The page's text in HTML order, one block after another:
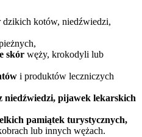
kotów, niedźwiedzi,
skór węży, krokodyli lub
i produktów leczniczych
niedźwiedzi, pijawek lekarskich
pamiątek turystycznych,
lub innych wężach.